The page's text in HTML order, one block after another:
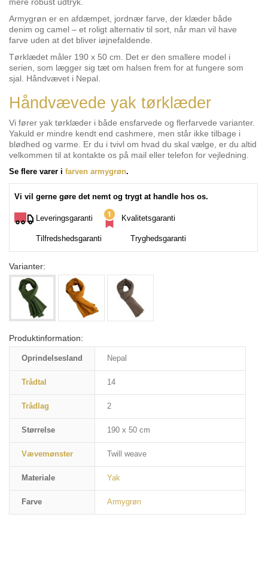
Armygrøn er en afdæmpet, jordnær farve, der klæder både
denim og camel – et roligt alternativ til sort, når man vil have
farve uden at det bliver iøjnefaldende.
Tørklædet måler 190 x 50 cm. Det er den smallere model i
serien, som lægger sig tæt om halsen frem for at fungere som
sjal. Håndvævet i Nepal.
Håndvævede yak tørklæder
Vi fører yak tørklæder i både ensfarvede og flerfarvede varianter.
Yakuld er mindre kendt end cashmere, men står ikke tilbage i
blødhed og varme. Er du i tvivl om hvad du skal vælge, er du altid
velkommen til at kontakte os på mail eller telefon for vejledning.
Se flere varer i farven armygrøn.
Vi vil gerne gøre det nemt og trygt at handle hos os.
Leveringsgaranti Kvalitetsgaranti
Tilfredshedsgaranti Tryghedsgaranti
Varianter:
Produktinformation:
Oprindelsesland Nepal
Trådtal 14
Trådlag 2
Størrelse 190 x 50 cm
Vævemønster Twill weave
Materiale Yak
Farve Armygrøn